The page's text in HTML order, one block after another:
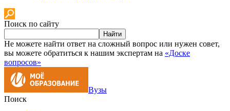
Поиск по сайту
Найти
Не можете найти ответ на сложный вопрос или нужен совет,
вы можете обратиться к нашим экспертам на «Доске
вопросов»
Вузы
Поиск